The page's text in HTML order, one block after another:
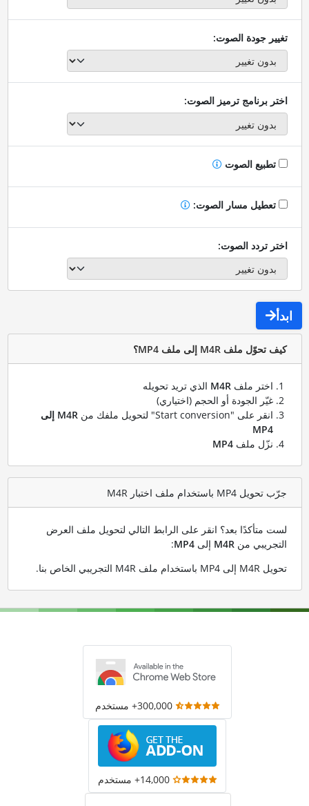
تغيير جودة الصوت:
اختر برنامج ترميز الصوت:
تطبيع الصوت
تعطيل مسار الصوت:
اختر تردد الصوت:
ابدأ
كيف تحوّل ملف M4R إلى ملف MP4؟
اختر ملف M4Rالذي تريد تحويله
غيّر الجودة أو الحجم (اختياري)
انقر على "Start conversion" لتحويل ملفك من
M4R إلى
MP4
نزّل ملف MP4
جرّب تحويل MP4 باستخدام ملف اختبار M4R
لست متأكدًا بعد؟ انقر على الرابط التالي لتحويل ملف العرض
التجريبي من M4Rإلى MP4
:
تحويل M4R إلى MP4 باستخدام ملف M4R التجريبي الخاص بنا
.
300,000+ مستخدم
14,000+ مستخدم